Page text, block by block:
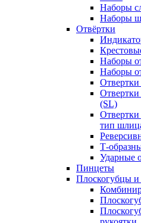
Наборы
Наборы
Отвёртки
Наборы
Наборы
(SL)
Отвертки
тип
Т-
Ударные
Пинцеты
Плоскогубцы и